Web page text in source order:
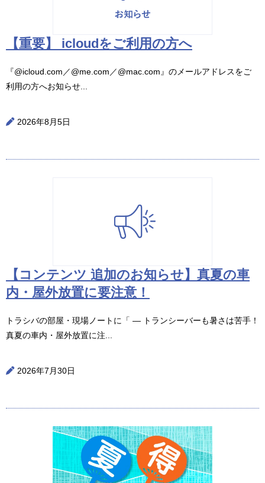
【重要】 icloudをご利用の方へ
『@icloud.com／@me.com／@mac.com』のメールアドレスをご
利用の方へお知らせ...
2026年8月5日
【コンテンツ 追加のお知らせ】真夏の車
内・屋外放置に要注意！
トラシバの部屋・現場ノートに「 ― トランシーバーも暑さは苦手！
真夏の車内・屋外放置に注...
2026年7月30日